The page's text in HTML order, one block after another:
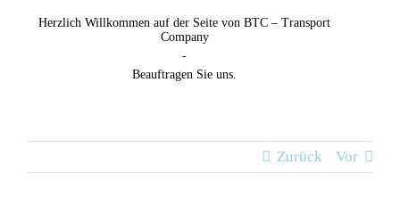
Herzlich Willkommen auf der Seite von BTC – Transport
Company
-
Beauftragen Sie uns.
Zurück Vor